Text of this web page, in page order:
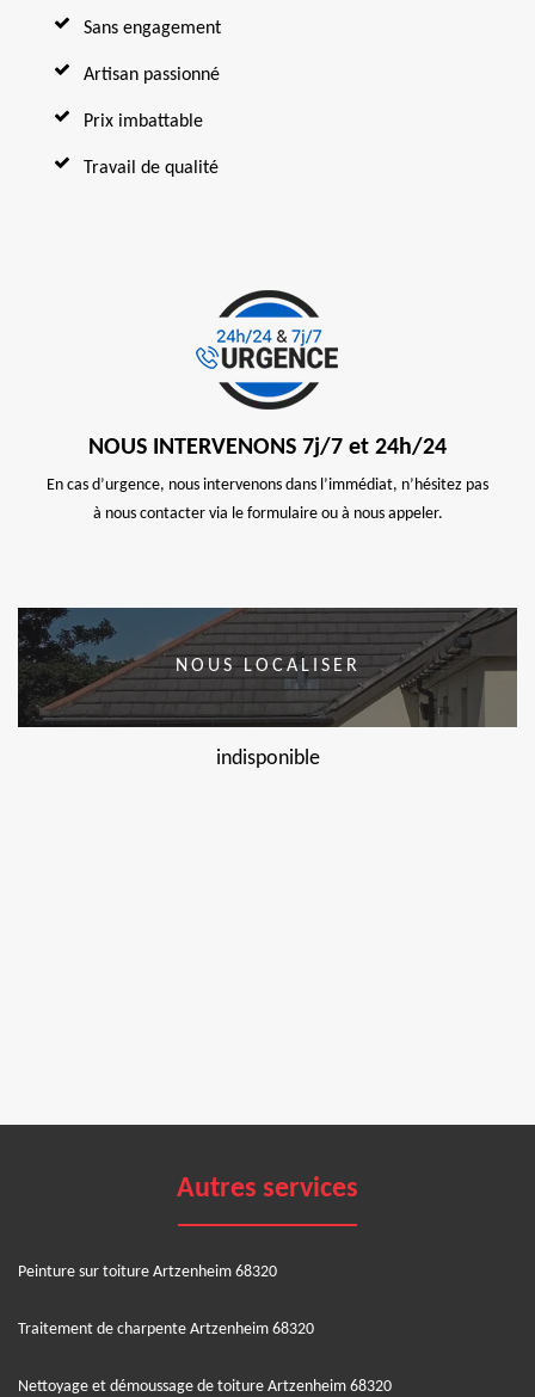
Sans engagement
Artisan passionné
Prix imbattable
Travail de qualité
NOUS INTERVENONS 7j/7 et 24h/24
En cas d’urgence, nous intervenons dans l’immédiat, n’hésitez pas
à nous contacter via le formulaire ou à nous appeler.
NOUS LOCALISER
indisponible
Autres services
Peinture sur toiture Artzenheim 68320
Traitement de charpente Artzenheim 68320
Nettoyage et démoussage de toiture Artzenheim 68320